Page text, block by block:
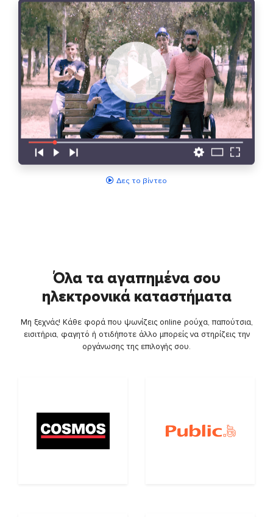
Δες το βίντεο
Όλα τα αγαπημένα σου
ηλεκτρονικά καταστήματα
Μη ξεχνάς! Κάθε φορά που ψωνίζεις online ρούχα, παπούτσια,
εισιτήρια, φαγητό ή οτιδήποτε άλλο μπορείς να στηρίζεις την
οργάνωσης της επιλογής σου.